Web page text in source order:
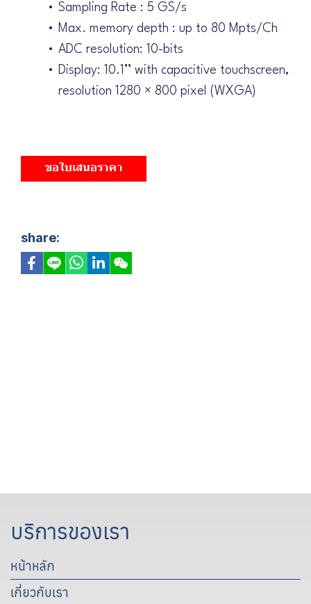
Sampling Rate : 5 GS/s
Max. memory depth : up to 80 Mpts/Ch
ADC resolution: 10-bits
Display: 10.1’’ with capacitive touchscreen,
resolution 1280 × 800 pixel (WXGA)
ขอใบเสนอราคา
share:
บริการของเรา
หน้าหลัก
เกี่ยวกับเรา